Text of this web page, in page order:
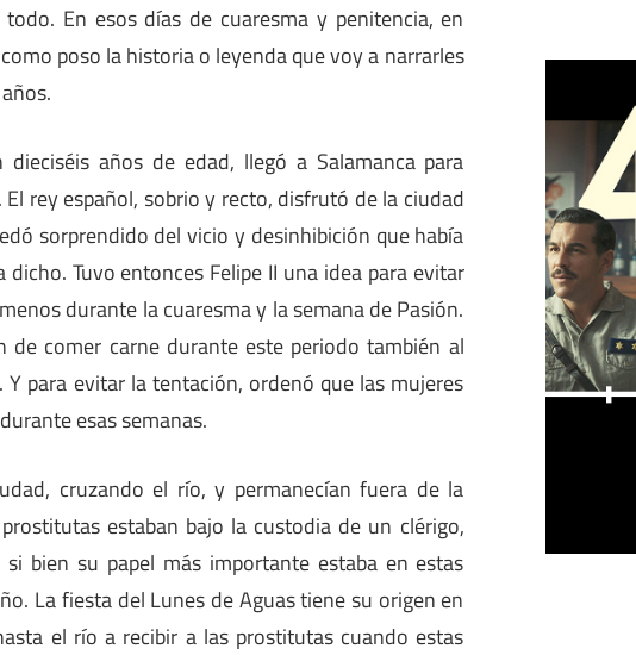
En esos días de cuaresma y penitencia, en
poso la historia o leyenda que voy a narrarles
años de edad, llegó a Salamanca para
rey español, sobrio y recto, disfrutó de la ciudad
sorprendido del vicio y desinhibición que había
Tuvo entonces Felipe II una idea para evitar
durante la cuaresma y la semana de Pasión.
comer carne durante este periodo también al
para evitar la tentación, ordenó que las mujeres
esas semanas.
cruzando el río, y permanecían fuera de la
estaban bajo la custodia de un clérigo,
bien su papel más importante estaba en estas
La fiesta del Lunes de Aguas tiene su origen en
el río a recibir a las prostitutas cuando estas